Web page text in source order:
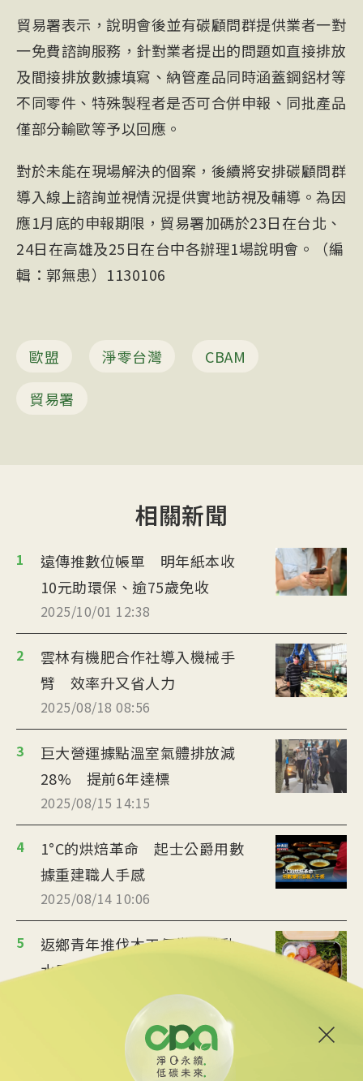
貿易署表示，說明會後並有碳顧問群提供業者一對
一免費諮詢服務，針對業者提出的問題如直接排放
及間接排放數據填寫、納管產品同時涵蓋鋼鋁材等
不同零件、特殊製程者是否可合併申報、同批產品
僅部分輸歐等予以回應。
對於未能在現場解決的個案，後續將安排碳顧問群
導入線上諮詢並視情況提供實地訪視及輔導。為因
應1月底的申報期限，貿易署加碼於23日在台北、
24日在高雄及25日在台中各辦理1場說明會。（編
輯：郭無患）1130106
歐盟 淨零台灣
CBAM
貿易署
相關新聞
1
遠傳推數位帳單 明年紙本收
10元助環保、逾75歲免收
2025/10/01 12:38
2
雲林有機肥合作社導入機械手
臂 效率升又省人力
2025/08/18 08:56
3
巨大營運據點溫室氣體排放減
28% 提前6年達標
2025/08/15 14:15
4
1°C的烘焙革命 起士公爵用數
據重建職人手感
2025/08/14 10:06
5
返鄉青年推伐木工便當 帶動
水里觀光與減碳經濟
台中智慧停車無紙化9/8上線